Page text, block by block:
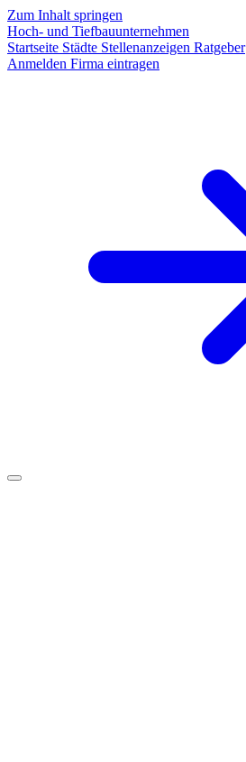
Zum Inhalt springen
Hoch- und Tiefbauunternehmen
Startseite Städte Stellenanzeigen Ratgeber
Anmelden Firma eintragen